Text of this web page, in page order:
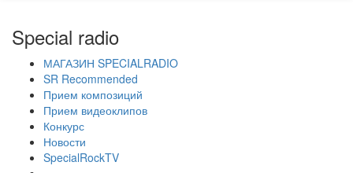
Special radio
МАГАЗИН SPECIALRADIO
SR Recommended
Прием композиций
Прием видеоклипов
Конкурс
Новости
SpecialRockTV